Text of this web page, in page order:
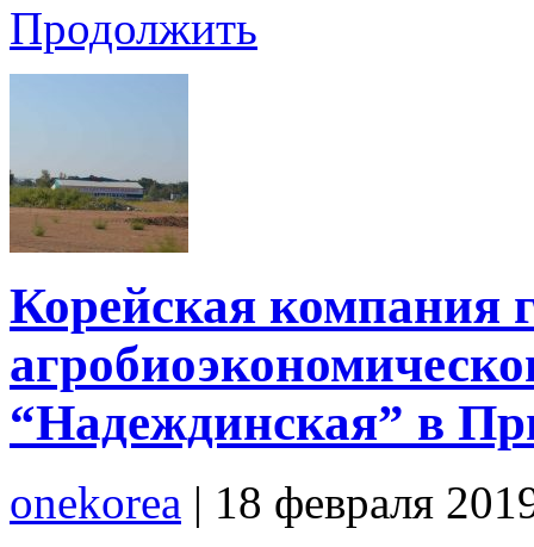
Продолжить
Корейская компания
“Надеждинская” в
onekorea | 18 февраля